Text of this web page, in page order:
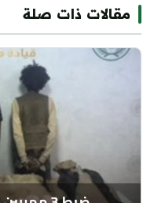
مقالات ذات صلة